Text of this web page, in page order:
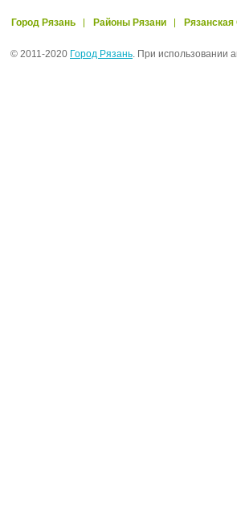
Город Рязань Районы Рязани
© 2011-2020 Город Рязань. При использовании